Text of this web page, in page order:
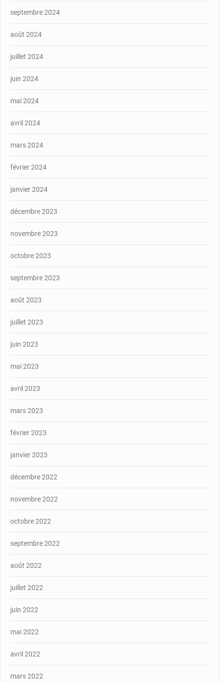
septembre 2024
août 2024
juillet 2024
juin 2024
mai 2024
avril 2024
mars 2024
février 2024
janvier 2024
décembre 2023
novembre 2023
octobre 2023
septembre 2023
août 2023
juillet 2023
juin 2023
mai 2023
avril 2023
mars 2023
février 2023
janvier 2023
décembre 2022
novembre 2022
octobre 2022
septembre 2022
août 2022
juillet 2022
juin 2022
mai 2022
avril 2022
mars 2022